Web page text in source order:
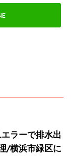
ラーで排水出
/横浜市緑区に